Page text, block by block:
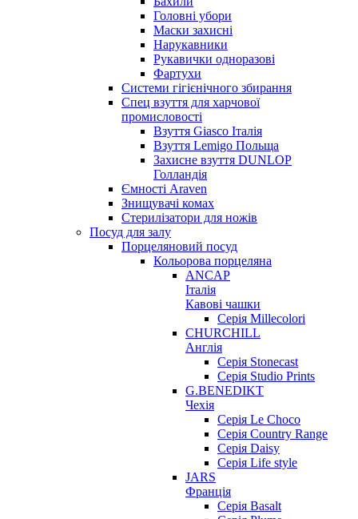
Головні убори
Маски захисні
Нарукавники
Рукавички одноразові
Фартухи
Системи гігієнічного збирання
Спец взуття для харчової
промисловості
Взуття Giasco Італія
Взуття Lemigo Польща
Захисне взуття DUNLOP
Голландія
Ємності Araven
Знищувачі комах
Стерилізатори для ножів
Посуд для залу
Порцеляновий посуд
Кольорова порцеляна
ANCAP
Італія
Кавові чашки
Серія Millecolori
CHURCHILL
Англія
Серія Stonecast
Серія Studio Prints
G.BENEDIKT
Чехія
Cерія Le Choco
Серія Country Range
Серія Daisy
Серія Life style
JARS
Франція
Серія Basalt